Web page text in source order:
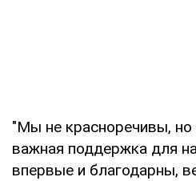
"Мы не красноречивы, но
важная поддержка для
впервые и благодарны,